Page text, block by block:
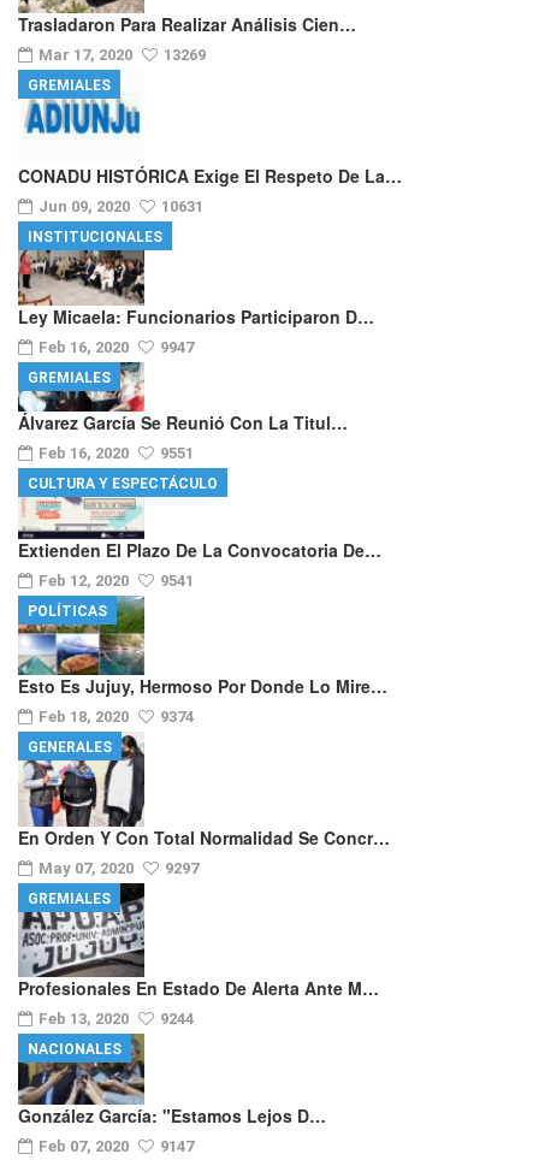
Trasladaron Para Realizar Análisis Cien…
Mar 17, 2020 13269
CONADU HISTÓRICA Exige El Respeto De La…
Jun 09, 2020 10631
GREMIALES
Ley Micaela: Funcionarios Participaron D…
Feb 16, 2020 9947
INSTITUCIONALES
Álvarez García Se Reunió Con La Titul…
Feb 16, 2020 9551
GREMIALES
Extienden El Plazo De La Convocatoria De…
Feb 12, 2020 9541
CULTURA Y ESPECTÁCULO
Esto Es Jujuy, Hermoso Por Donde Lo Mire…
Feb 18, 2020 9374
POLÍTICAS
En Orden Y Con Total Normalidad Se Concr…
May 07, 2020 9297
GENERALES
Profesionales En Estado De Alerta Ante M…
Feb 13, 2020 9244
GREMIALES
González García: "Estamos Lejos D…
Feb 07, 2020 9147
NACIONALES